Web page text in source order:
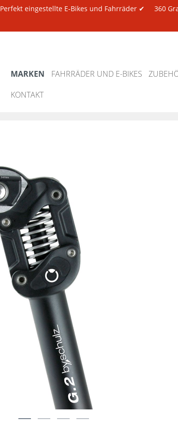
Perfekt eingestellte E-Bikes und Fahrräder ✔ 360
MARKEN FAHRRÄDER UND E-BIKES
KONTAKT